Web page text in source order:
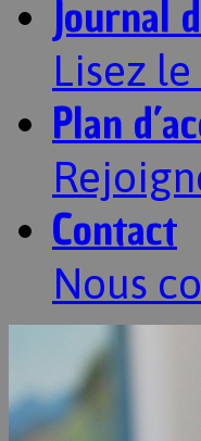
Journal
Lisez
Plan
Contact
Nous